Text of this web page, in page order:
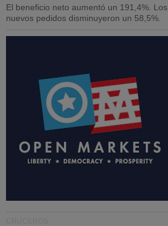
El beneficio neto aumentó un 191,4%. Los
nuevos pedidos disminuyeron un 58,5%.